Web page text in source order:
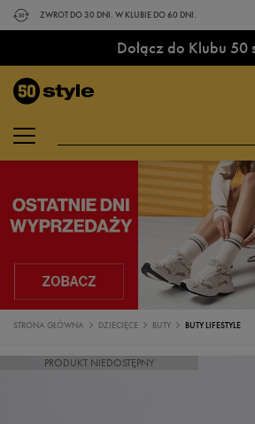
ZWROT DO 30 DNI. W KLUBIE DO 60 DNI.
Dołącz do Klubu 50
STRONA GŁÓWNA DZIECIĘCE BUTY BUTY LIFESTYLE
PRODUKT NIEDOSTĘPNY